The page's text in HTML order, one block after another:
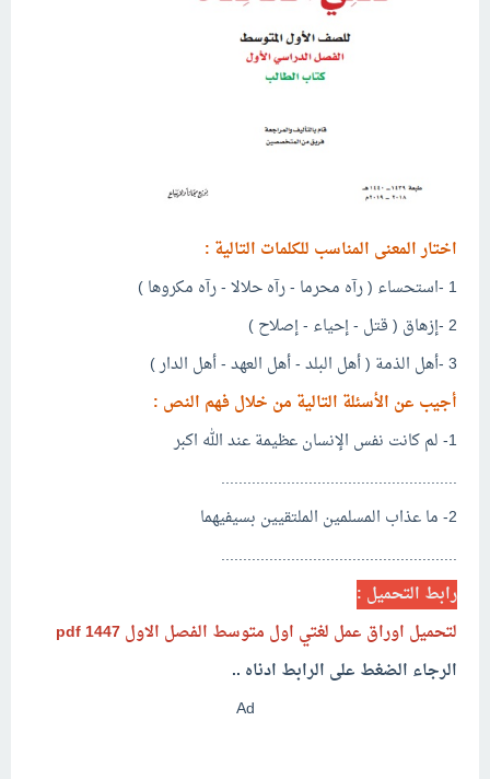
اختار المعنى المناسب للكلمات التالية :
1 -استحساء ( رآه محرما - رآه حلالا - رآه مكروها )
2 -إزهاق ( قتل - إحياء - إصلاح )
3 -أهل الذمة ( أهل البلد - أهل العهد - أهل الدار )
أجيب عن الأسئلة التالية من خلال فهم النص :
1- لم كانت نفس الإنسان عظيمة عند الله اكبر
......................................................
2- ما عذاب المسلمين الملتقيين بسيفيهما
......................................................
رابط التحميل :
لتحميل اوراق عمل لغتي اول متوسط الفصل الاول 1447 pdf
الرجاء الضغط على الرابط ادناه ..
Ad